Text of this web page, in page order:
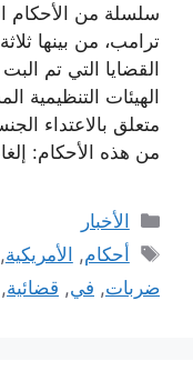
سلسلة من الأحكام
ترامب، من بينها
القضايا التي تم
الهيئات التنظيمية
متعلق بالاعتداء
من هذه الأحكام:
التصنيفات
الأخبار
الوسوم
أحكام, الأمريكية,
ضربات, في, قضائية,